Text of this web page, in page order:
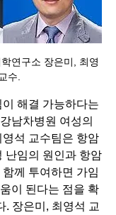
연구소 장은미, 최영
수.
이 해결 가능하다는
남차병원 여성의
석 교수팀은 항암
난임의 원인과 항암
께 투여하면 가임
이 된다는 점을 확
장은미, 최영석 교